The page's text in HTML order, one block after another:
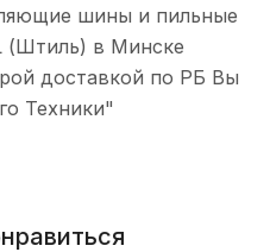
шины и пильные
(Штиль) в Минске
доставкой по РБ Вы
Техники"